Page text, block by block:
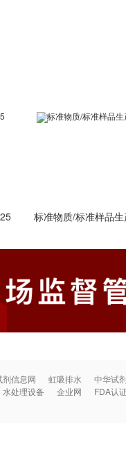
标准物质/标准样品
剂信息网 虹吸排水 中华试
水处理设备 企业网 FDA认